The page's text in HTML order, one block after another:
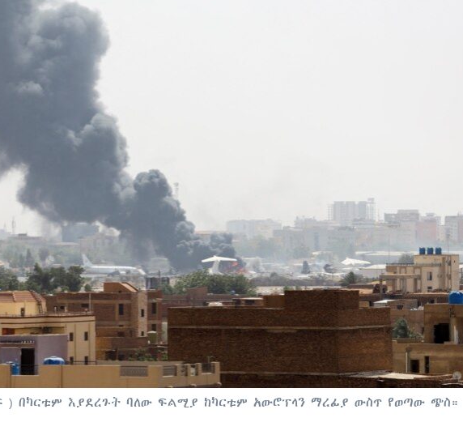
) በካርቱም እያደረጉት ባለው ፍልሚያ ከካርቱም አውሮፕላን ማረፊያ ውስጥ የወጣው ጭስ።